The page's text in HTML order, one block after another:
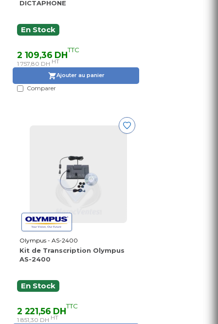
DICTAPHONE
En Stock
2 109,36 DHTTC
1 757,80 DH HT
Ajouter au panier
Comparer
Olympus - AS-2400
Kit de Transcription Olympus
AS-2400
En Stock
2 221,56 DHTTC
1 851,30 DH HT